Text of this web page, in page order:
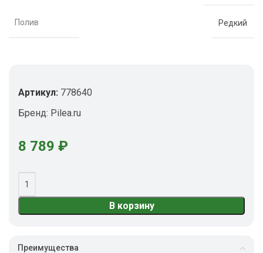
Полив Редкий
Артикул: 778640
Бренд: Pilea.ru
8 789 ₽
В корзину
Преимущества